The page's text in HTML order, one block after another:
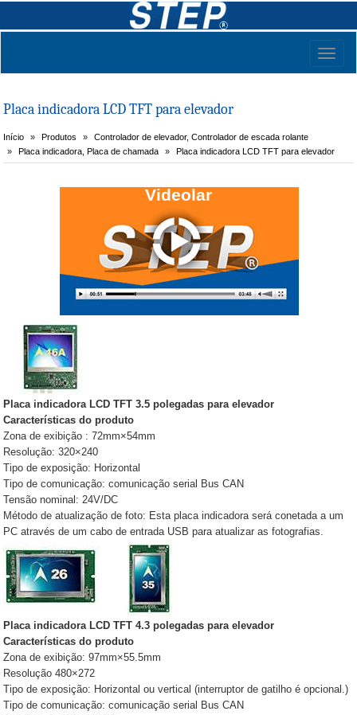
Placa indicadora LCD TFT para elevador
Início Produtos
Controlador de elevador, Controlador de escada rolante
Placa indicadora, Placa de chamada
Placa indicadora LCD TFT para elevador
Videolar
Placa indicadora LCD TFT 3.5 polegadas para elevador
Características do produto
Zona de exibição : 72mm×54mm
Resolução: 320×240
Tipo de exposição: Horizontal
Tipo de comunicação: comunicação serial Bus CAN
Tensão nominal: 24V/DC
Método de atualização de foto: Esta placa indicadora será conetada a um
PC através de um cabo de entrada USB para atualizar as fotografias.
Placa indicadora LCD TFT 4.3 polegadas para elevador
Características do produto
Zona de exibição: 97mm×55.5mm
Resolução 480×272
Tipo de exposição: Horizontal ou vertical (interruptor de gatilho é opcional.)
Tipo de comunicação: comunicação serial Bus CAN